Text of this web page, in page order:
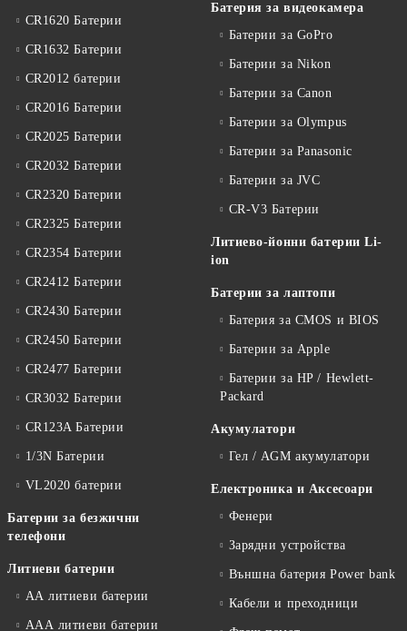
CR1620 Батерии
CR1632 Батерии
CR2012 батерии
CR2016 Батерии
CR2025 Батерии
CR2032 Батерии
CR2320 Батерии
CR2325 Батерии
CR2354 Батерии
CR2412 Батерии
CR2430 Батерии
CR2450 Батерии
CR2477 Батерии
CR3032 Батерии
CR123A Батерии
1/3N Батерии
VL2020 батерии
Батерии за безжични
телефони
Литиеви батерии
АА литиеви батерии
ААА литиеви батерии
Батерия за видеокамера
Батерии за GoPro
Батерии за Nikon
Батерии за Canon
Батерии за Olympus
Батерии за Panasonic
Батерии за JVC
CR-V3 Батерии
Литиево-йонни батерии Li-
ion
Батерии за лаптопи
Батерия за CMOS и BIOS
Батерии за Apple
Батерии за HP / Hewlett-
Packard
Акумулатори
Гел / AGM акумулатори
Електроника и Аксесоари
Фенери
Зарядни устройства
Външна батерия Power bank
Кабели и преходници